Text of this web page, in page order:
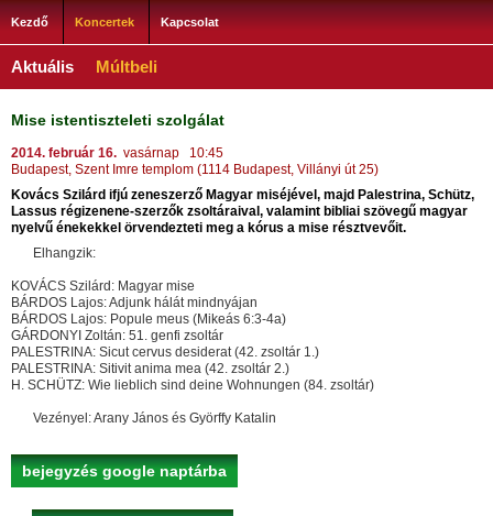
Kezdő Koncertek Kapcsolat
Aktuális Múltbeli
Mise istentiszteleti szolgálat
2014. február 16. vasárnap 10:45
Budapest, Szent Imre templom (1114 Budapest, Villányi út 25)
Kovács Szilárd ifjú zeneszerző Magyar miséjével, majd Palestrina, Schütz,
Lassus régizenene-szerzők zsoltáraival, valamint bibliai szövegű magyar
nyelvű énekekkel örvendezteti meg a kórus a mise résztvevőit.
Elhangzik:
KOVÁCS Szilárd: Magyar mise
BÁRDOS Lajos: Adjunk hálát mindnyájan
BÁRDOS Lajos: Popule meus (Mikeás 6:3-4a)
GÁRDONYI Zoltán: 51. genfi zsoltár
PALESTRINA: Sicut cervus desiderat (42. zsoltár 1.)
PALESTRINA: Sitivit anima mea (42. zsoltár 2.)
H. SCHÜTZ: Wie lieblich sind deine Wohnungen (84. zsoltár)
Vezényel: Arany János és Györffy Katalin
bejegyzés google naptárba